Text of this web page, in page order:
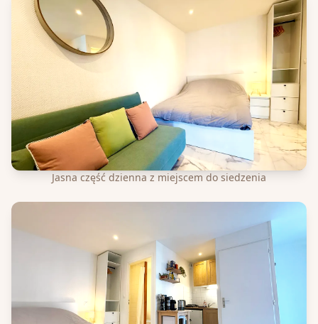
Jasna część dzienna z miejscem do siedzenia